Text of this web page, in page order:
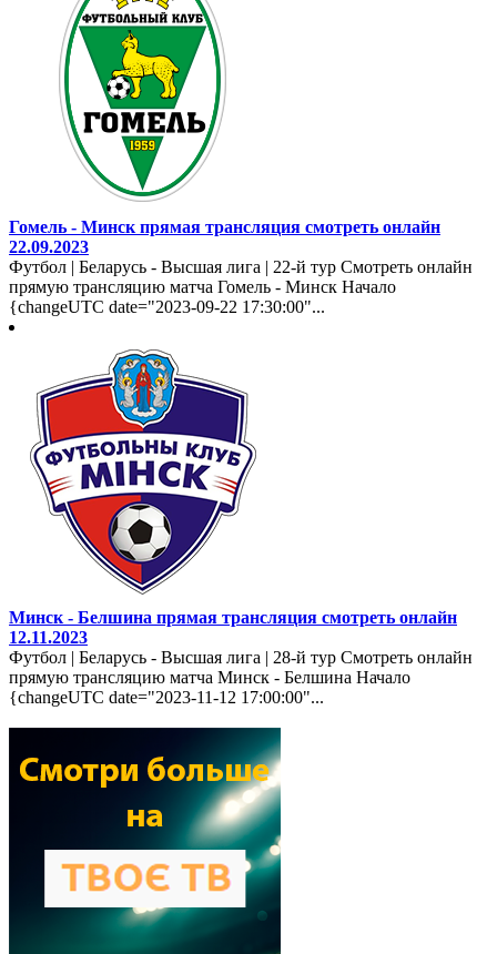
Гомель - Минск прямая трансляция смотреть онлайн
22.09.2023
Футбол | Беларусь - Высшая лига | 22-й тур Смотреть онлайн
прямую трансляцию матча Гомель - Минск Начало
{changeUTC date="2023-09-22 17:30:00"...
Минск - Белшина прямая трансляция смотреть онлайн
12.11.2023
Футбол | Беларусь - Высшая лига | 28-й тур Смотреть онлайн
прямую трансляцию матча Минск - Белшина Начало
{changeUTC date="2023-11-12 17:00:00"...